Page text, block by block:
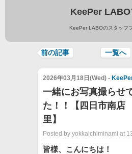
KeePer
KeePer LABOのスタッフ
前の記事 一覧へ
2026年03月18日(Wed) -
一緒にお写真撮らせ
た！！【四日市南
里】
Posted by yokkaichiminami at
皆様、こんにちは！